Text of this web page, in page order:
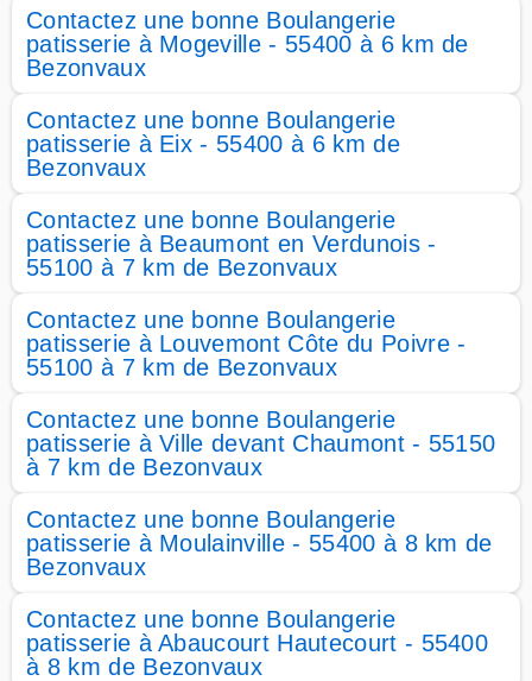
Contactez une bonne Boulangerie
patisserie à Mogeville - 55400 à 6 km de
Bezonvaux
Contactez une bonne Boulangerie
patisserie à Eix - 55400 à 6 km de
Bezonvaux
Contactez une bonne Boulangerie
patisserie à Beaumont en Verdunois -
55100 à 7 km de Bezonvaux
Contactez une bonne Boulangerie
patisserie à Louvemont Côte du Poivre -
55100 à 7 km de Bezonvaux
Contactez une bonne Boulangerie
patisserie à Ville devant Chaumont - 55150
à 7 km de Bezonvaux
Contactez une bonne Boulangerie
patisserie à Moulainville - 55400 à 8 km de
Bezonvaux
Contactez une bonne Boulangerie
patisserie à Abaucourt Hautecourt - 55400
à 8 km de Bezonvaux